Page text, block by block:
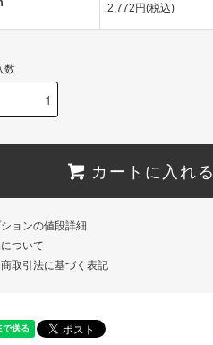
2,772円(税込)
数
カートに入れる
ョンの値段詳細
ついて
取引法に基づく表記